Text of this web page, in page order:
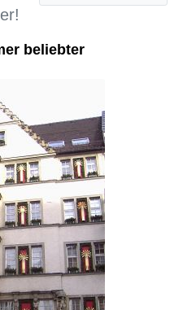
beliebter